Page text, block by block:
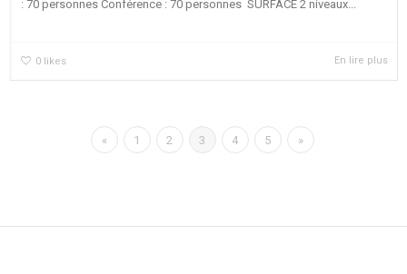
: 70 personnes Conférence : 70 personnes SURFACE 2 niveaux...
0 likes En lire plus
« 1 2 3 4 5 »